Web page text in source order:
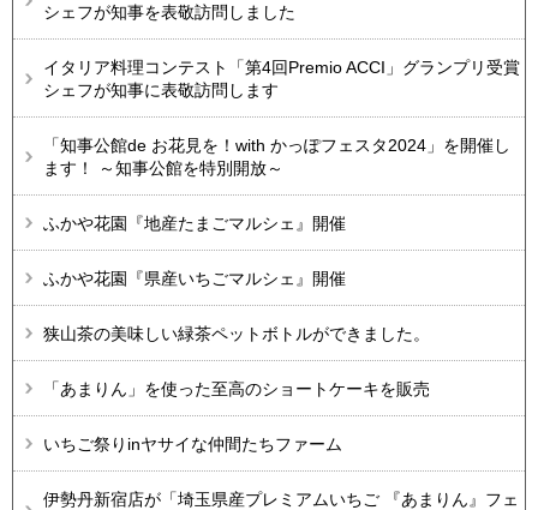
シェフが知事を表敬訪問しました
イタリア料理コンテスト「第4回Premio ACCI」グランプリ受賞
シェフが知事に表敬訪問します
「知事公館de お花見を！with かっぽフェスタ2024」を開催し
ます！ ～知事公館を特別開放～
ふかや花園『地産たまごマルシェ』開催
ふかや花園『県産いちごマルシェ』開催
狭山茶の美味しい緑茶ペットボトルができました。
「あまりん」を使った至高のショートケーキを販売
いちご祭りinヤサイな仲間たちファーム
伊勢丹新宿店が「埼玉県産プレミアムいちご 『あまりん』フェ